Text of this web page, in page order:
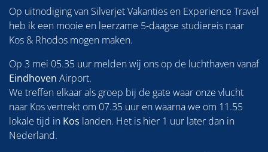
Op uitnodiging van Silverjet Vakanties en Experience Travel
heb ik een mooie en leerzame 5-daagse studiereis naar
Kos & Rhodos mogen maken.
Op 3 mei 05.35 uur melden wij ons op de luchthaven vanaf
Eindhoven Airport.
We treffen elkaar als groep bij de gate waar onze vlucht
naar Kos vertrekt om 07.35 uur en waarna we om 11.55
lokale tijd in Kos landen. Het is hier 1 uur later dan in
Nederland.